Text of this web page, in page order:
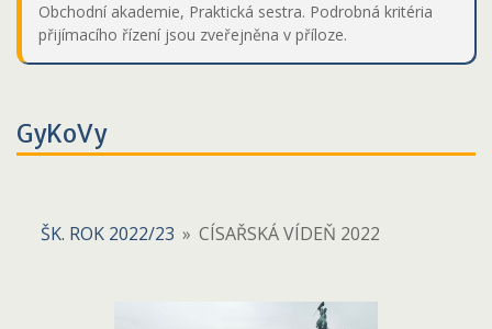
Obchodní akademie, Praktická sestra. Podrobná kritéria
přijímacího řízení jsou zveřejněna v příloze.
GyKoVy
ŠK. ROK 2022/23 » CÍSAŘSKÁ VÍDEŇ 2022